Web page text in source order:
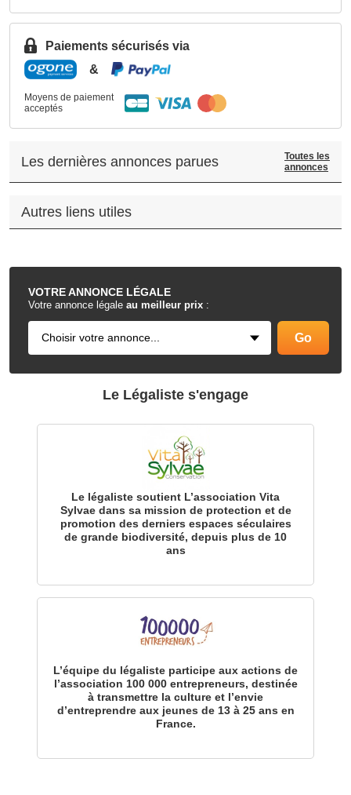
VOTREANNONCE LÉGALE
Votre annonce légale au meilleur prix :
Paiements sécurisés via
&
Moyens de paiement
acceptés
Les dernières annonces parues
Toutes les
annonces
Autres liens utiles
.
Le Légaliste s'engage
Le légaliste soutient L’association Vita
Sylvae dans sa mission de protection et de
promotion des derniers espaces séculaires
de grande biodiversité, depuis plus de 10
ans
L’équipe du légaliste participe aux actions de
l’association 100 000 entrepreneurs, destinée
à transmettre la culture et l’envie
d’entreprendre aux jeunes de 13 à 25 ans en
France.